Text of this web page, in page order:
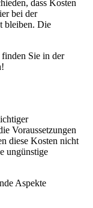
dass Kosten
bei der
bleiben. Die
Sie in der
Voraussetzungen
diese Kosten nicht
ungünstige
Aspekte